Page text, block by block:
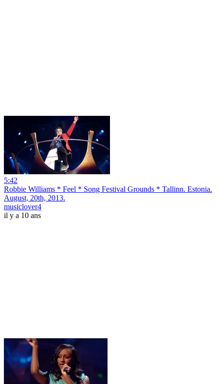
5:42
Robbie Williams * Feel * Song Festival Grounds * Tallinn. Estonia.
August, 20th, 2013.
musiclover4
il y a 10 ans